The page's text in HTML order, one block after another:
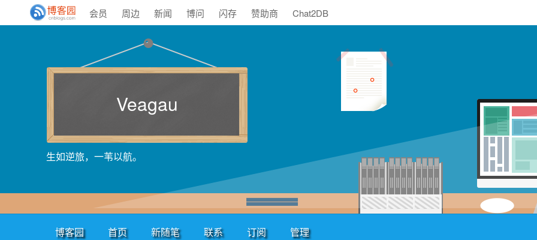
会员 周边 新闻 博问 闪存 赞助商 Chat2DB
Veagau
生如逆旅，一苇以航。
博客园 首页 新随笔 联系 订阅 管理